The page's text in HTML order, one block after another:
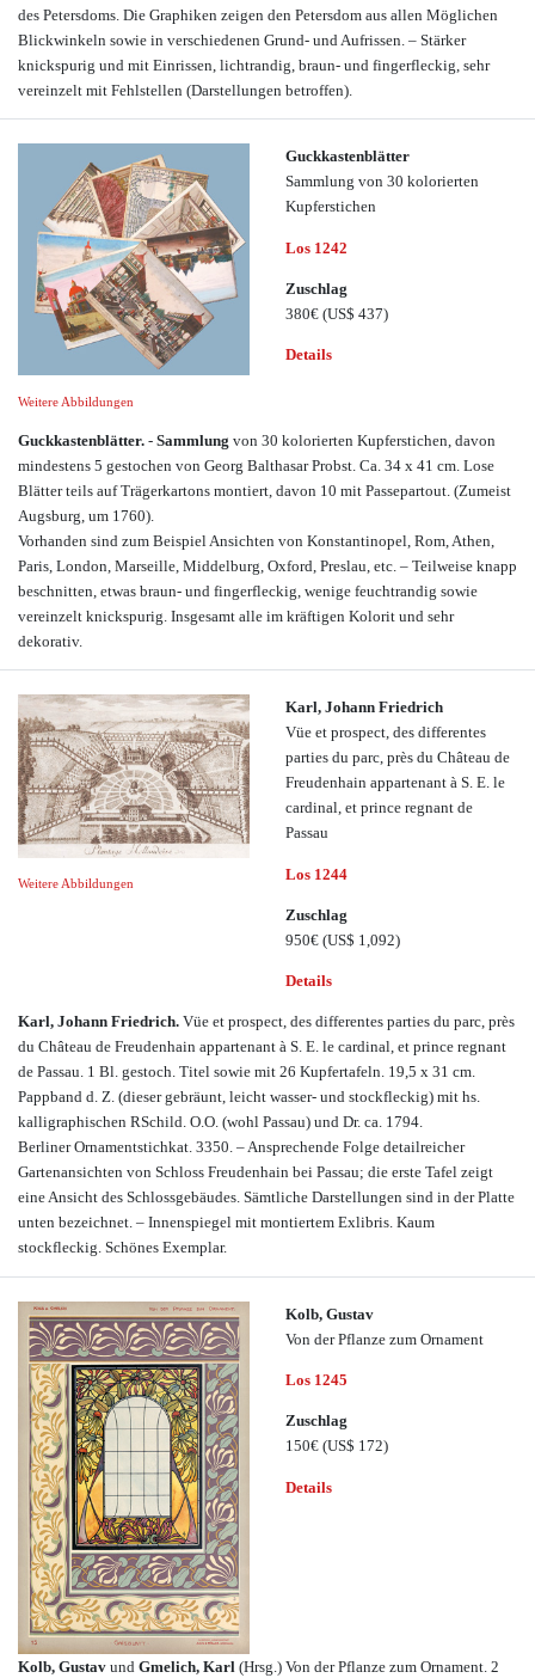
des Petersdoms. Die Graphiken zeigen den Petersdom aus allen Möglichen
Blickwinkeln sowie in verschiedenen Grund- und Aufrissen. – Stärker
knickspurig und mit Einrissen, lichtrandig, braun- und fingerfleckig, sehr
vereinzelt mit Fehlstellen (Darstellungen betroffen).
Weitere Abbildungen
Guckkastenblätter
Sammlung von 30 kolorierten
Kupferstichen
Los 1242
Zuschlag
380€ (US$ 437)
Details
Guckkastenblätter. - Sammlung von 30 kolorierten Kupferstichen, davon
mindestens 5 gestochen von Georg Balthasar Probst. Ca. 34 x 41 cm. Lose
Blätter teils auf Trägerkartons montiert, davon 10 mit Passepartout. (Zumeist
Augsburg, um 1760).
Vorhanden sind zum Beispiel Ansichten von Konstantinopel, Rom, Athen,
Paris, London, Marseille, Middelburg, Oxford, Preslau, etc. – Teilweise knapp
beschnitten, etwas braun- und fingerfleckig, wenige feuchtrandig sowie
vereinzelt knickspurig. Insgesamt alle im kräftigen Kolorit und sehr
dekorativ.
Weitere Abbildungen
Karl, Johann Friedrich
Vüe et prospect, des differentes
parties du parc, près du Château de
Freudenhain appartenant à S. E. le
cardinal, et prince regnant de
Passau
Los 1244
Zuschlag
950€ (US$ 1,092)
Details
Karl, Johann Friedrich. Vüe et prospect, des differentes parties du parc, près
du Château de Freudenhain appartenant à S. E. le cardinal, et prince regnant
de Passau. 1 Bl. gestoch. Titel sowie mit 26 Kupfertafeln. 19,5 x 31 cm.
Pappband d. Z. (dieser gebräunt, leicht wasser- und stockfleckig) mit hs.
kalligraphischen RSchild. O.O. (wohl Passau) und Dr. ca. 1794.
Berliner Ornamentstichkat. 3350. – Ansprechende Folge detailreicher
Gartenansichten von Schloss Freudenhain bei Passau; die erste Tafel zeigt
eine Ansicht des Schlossgebäudes. Sämtliche Darstellungen sind in der Platte
unten bezeichnet. – Innenspiegel mit montiertem Exlibris. Kaum
stockfleckig. Schönes Exemplar.
Kolb, Gustav
Von der Pflanze zum Ornament
Los 1245
Zuschlag
150€ (US$ 172)
Details
Kolb, Gustav und Gmelich, Karl (Hrsg.) Von der Pflanze zum Ornament. 2